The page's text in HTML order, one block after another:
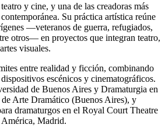
y cine, y una de las creadoras más
Su práctica artística reúne
—veteranos de guerra, refugiados,
otros— en proyectos que integran teatro,
visuales.
entre realidad y ficción, combinando
escénicos y cinematográficos.
de Buenos Aires y Dramaturgia en
Arte Dramático (Buenos Aires), y
dramaturgos en el Royal Court Theatre
América, Madrid.